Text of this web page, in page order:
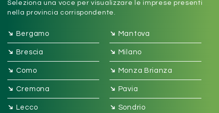
Seleziona una voce per visualizzare le imprese presenti
nella provincia corrispondente.
➔ Bergamo ➔ Mantova
➔ Brescia ➔ Milano
➔ Como ➔ Monza Brianza
➔ Cremona ➔ Pavia
➔ Lecco ➔ Sondrio